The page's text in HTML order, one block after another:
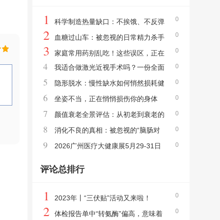
0
1
科学制造热量缺口：不挨饿、不反弹
的减肥核心算法
0
2 血糖过山车：被忽视的日常精力杀手
0
3
家庭常用药别乱吃！这些误区，正在
悄悄伤身体
0
4
我适合做激光近视手术吗？一份全面
自我评估指南
0
5
隐形脱水：慢性缺水如何悄然损耗健
康
0
6 坐姿不当，正在悄悄损伤你的身体
0
7
颜值衰老全景评估：从初老到衰老的
科学自测指南
0
8
消化不良的真相：被忽视的“脑肠对
话”
0
9
2026广州医疗大健康展5月29-31日
评论总排行
0
1 2023年丨“三伏贴”活动又来啦！
0
2
体检报告单中“转氨酶”偏高，意味着